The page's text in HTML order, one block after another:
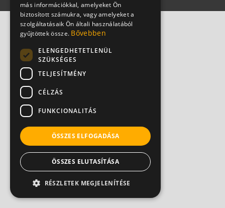
más információkkal, amelyeket Ön
biztosított számukra, vagy amelyeket a
szolgáltatásaik Ön általi használatából
gyűjtöttek össze. Bővebben
ELENGEDHETETLENÜL
SZÜKSÉGES
TELJESÍTMÉNY
CÉLZÁS
FUNKCIONALITÁS
ÖSSZES ELFOGADÁSA
ÖSSZES ELUTASÍTÁSA
RÉSZLETEK MEGJELENÍTÉSE